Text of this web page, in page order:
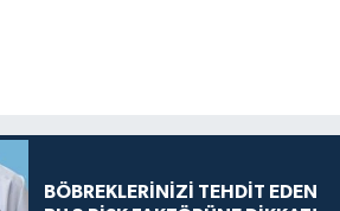
BÖBREKLERİNİZİ TEHDİT EDEN